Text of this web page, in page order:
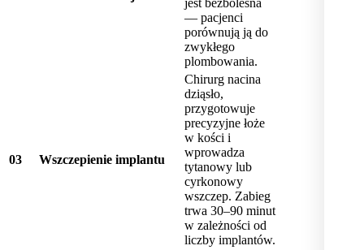
jest bezbolesna
— pacjenci
porównują ją do
zwykłego
plombowania.
03 Wszczepienie implantu
Chirurg nacina
dziąsło,
przygotowuje
precyzyjne łoże
w kości i
wprowadza
tytanowy lub
cyrkonowy
wszczep. Zabieg
trwa 30–90 minut
w zależności od
liczby implantów.